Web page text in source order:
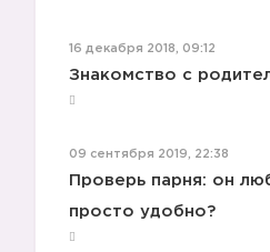
16 декабря 2018, 09:12
Знакомство с
09 сентября 2019, 22:38
Проверь парня: он
просто удобно?